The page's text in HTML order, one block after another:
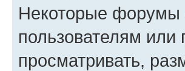
Некоторые форумы
пользователям или
просматривать,